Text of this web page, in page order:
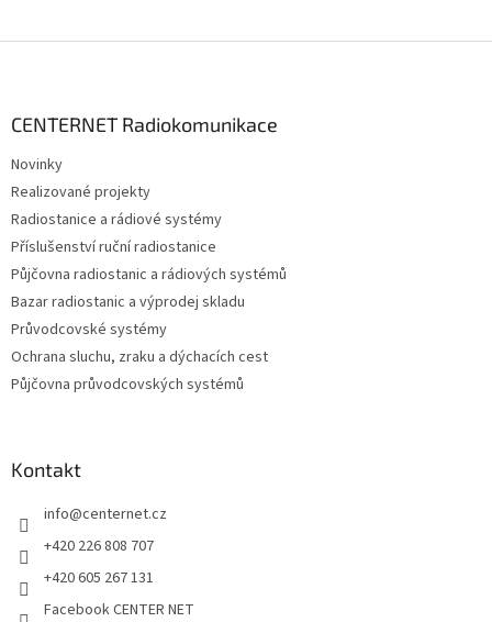
CENTERNET Radiokomunikace
Novinky
Realizované projekty
Radiostanice a rádiové systémy
Příslušenství ruční radiostanice
Půjčovna radiostanic a rádiových systémů
Bazar radiostanic a výprodej skladu
Průvodcovské systémy
Ochrana sluchu, zraku a dýchacích cest
Půjčovna průvodcovských systémů
Kontakt
info@centernet.cz
+420 226 808 707
+420 605 267 131
Facebook CENTER NET